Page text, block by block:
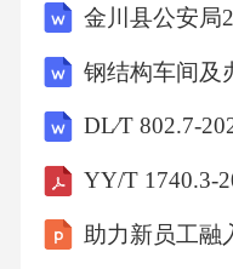
念。8.C解析思路：
其他选项均属于化
水中不允许添加消
成功实施依赖于目
1.C解析思路：生
助力新员工融